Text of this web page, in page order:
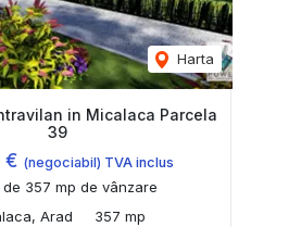
Harta
in Micalaca Parcela
39
€ (negociabil) TVA inclus
de 357 mp de vânzare
Arad
357 mp